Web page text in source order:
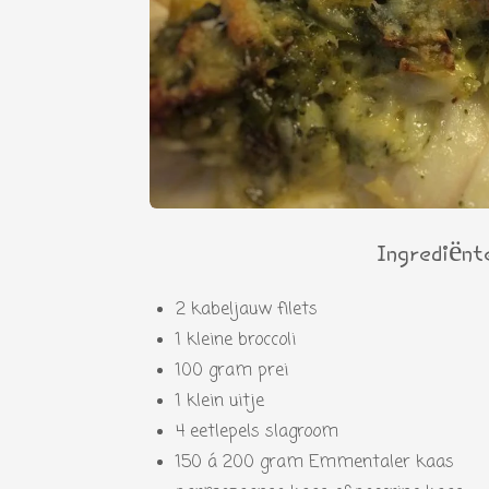
2 kabeljauw filets
1 kleine broccoli
100 gram prei
1 klein uitje
4 eetlepels slagroom
150 á 200 gram Emmentaler kaas